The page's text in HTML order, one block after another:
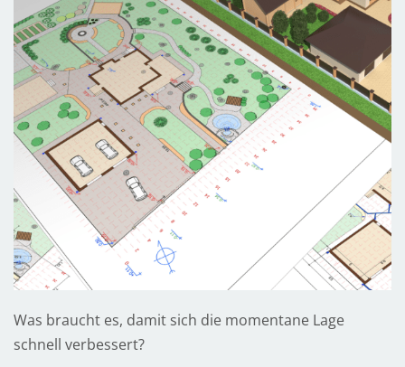
Was braucht es, damit sich die momentane Lage
schnell verbessert?
c
h
r
c
h